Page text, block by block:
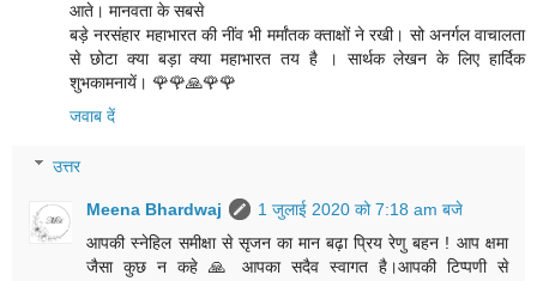
आते। मानवता के सबसे
बड़े नरसंहार महाभारत की नींव भी मर्मांतक क्ताक्षों ने रखी। सो अनर्गल वाचालता
से छोटा क्या बड़ा क्या महाभारत तय है । सार्थक लेखन के लिए हार्दिक
शुभकामनायें। 🌹🌹🙏🌹🌹
जवाब दें
उत्तर
Meena Bhardwaj
1 जुलाई 2020 को 7:18 am बजे
आपकी स्नेहिल समीक्षा से सृजन का मान बढ़ा प्रिय रेणु बहन ! आप क्षमा
जैसा कुछ न कहे 🙏 आपका सदैव स्वागत है।आपकी टिप्पणी से